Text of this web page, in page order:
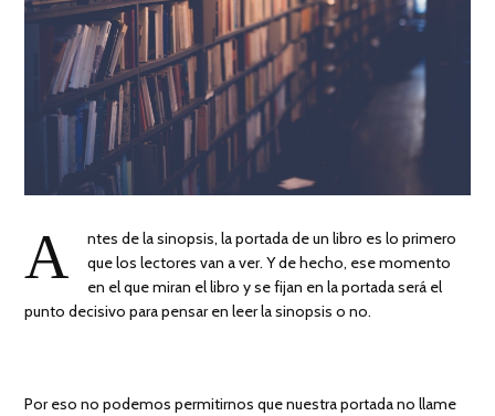
A
ntes de la sinopsis, la portada de un libro es lo primero
que los lectores van a ver. Y de hecho, ese momento
en el que miran el libro y se fijan en la portada será el
punto decisivo para pensar en leer la sinopsis o no.
Por eso no podemos permitirnos que nuestra portada no llame